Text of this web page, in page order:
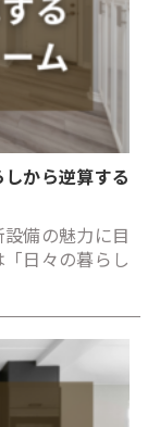
から逆算する
備の魅力に目
日々の暮らし